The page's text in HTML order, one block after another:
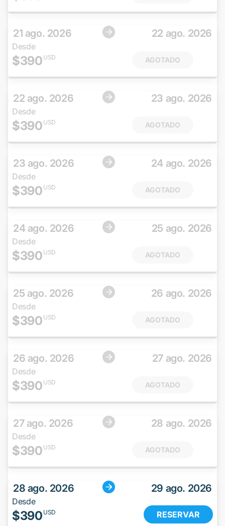
21 ago. 2026 22 ago. 2026
Desde
$390 USD AGOTADO
22 ago. 2026 23 ago. 2026
Desde
$390 USD AGOTADO
23 ago. 2026 24 ago. 2026
Desde
$390 USD AGOTADO
24 ago. 2026 25 ago. 2026
Desde
$390 USD AGOTADO
25 ago. 2026 26 ago. 2026
Desde
$390 USD AGOTADO
26 ago. 2026 27 ago. 2026
Desde
$390 USD AGOTADO
27 ago. 2026 28 ago. 2026
Desde
$390 USD AGOTADO
28 ago. 2026 29 ago. 2026
Desde
$390 USD RESERVAR